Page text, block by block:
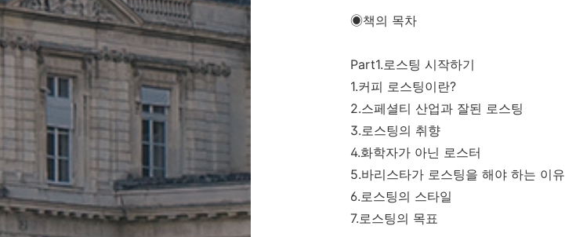
◉책의 목차
Part1.로스팅 시작하기
1.커피 로스팅이란?
2.스페셜티 산업과 잘된 로스팅
3.로스팅의 취향
4.화학자가 아닌 로스터
5.바리스타가 로스팅을 해야 하는 이유
6.로스팅의 스타일
7.로스팅의 목표